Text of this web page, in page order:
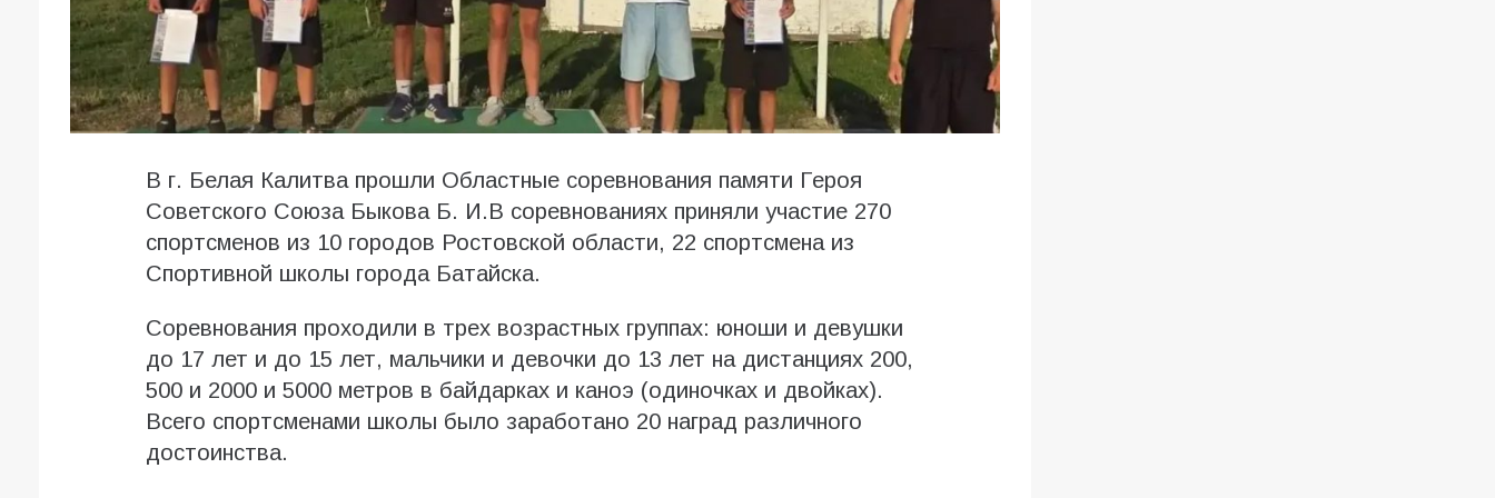
В г. Белая Калитва прошли Областные соревнования памяти Героя
Советского Союза Быкова Б. И.В соревнованиях приняли участие 270
спортсменов из 10 городов Ростовской области, 22 спортсмена из
Спортивной школы города Батайска.
Соревнования проходили в трех возрастных группах: юноши и девушки
до 17 лет и до 15 лет, мальчики и девочки до 13 лет на дистанциях 200,
500 и 2000 и 5000 метров в байдарках и каноэ (одиночках и двойках).
Всего спортсменами школы было заработано 20 наград различного
достоинства.